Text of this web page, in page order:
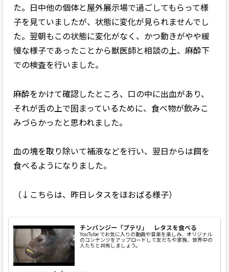
た。日中他の個体と屋外展示場で過ごしてもらって様
子を見ていましたが、状態に変化が見られませんでし
た。翌朝もこの状態に変化がなく、かつ動きがやや緩
慢な様子であったことから獣医師と相談の上、麻酔下
での検査を行いました。
麻酔をかけて確認したところ、口の中に出血があり、
それが舌の上で固まっているために、食べ物が飲みこ
みづらかったと思われました。
血の塊を取り除いて補液などを行い、翌日からは餌を
食べるようになりました。
（↓こちらは、昨日レタスをほおばる様子）
チンパンジー「プテリ」 レタスを食べる
YouTube でお気に入りの動画や音楽を楽しみ、オリジナル
のコンテンツをアップロードして友だちや家族、世界中の
人たちと共有しましょう。